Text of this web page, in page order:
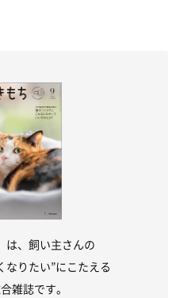
は、飼い主さんの
なりたい”にこたえる
雑誌です。